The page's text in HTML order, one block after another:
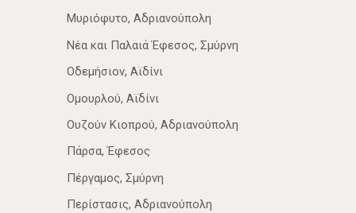
Μυριόφυτο, Αδριανούπολη
Νέα­ και Παλαιά Έφεσος, Σμύρνη
Οδεμήσιον, Αϊδίνι
Ομουρλού, Αϊδίνι
Ουζούν Κιοπρού, Αδριανούπολη
Πάρσα, Έφεσος
Πέργαμος, Σμύρνη
Περίστασις, Αδριανούπολη